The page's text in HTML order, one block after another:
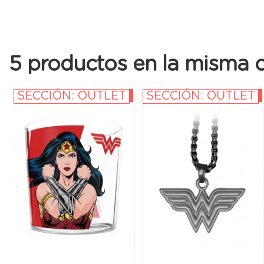
5 productos en la misma
-20%
SECCIÓN: OUTLET -40%
SECCIÓN: OUTLET